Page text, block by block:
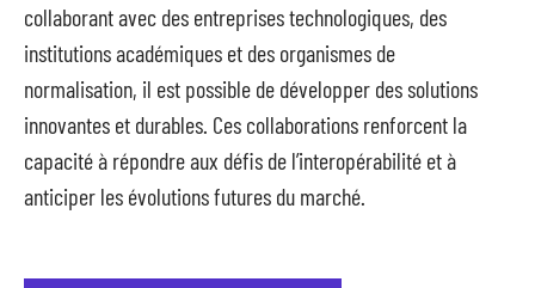
collaborant avec des entreprises technologiques, des
institutions académiques et des organismes de
normalisation, il est possible de développer des solutions
innovantes et durables. Ces collaborations renforcent la
capacité à répondre aux défis de l’interopérabilité et à
anticiper les évolutions futures du marché.